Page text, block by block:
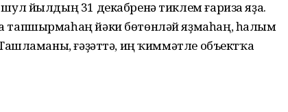
йыл­дың 31 декабренә тиклем ғариза яҙа.
тапшыр­маһаң йәки бөтөнләй яҙмаһаң, һалым
ғәҙәттә, иң ҡиммәтле объектҡа